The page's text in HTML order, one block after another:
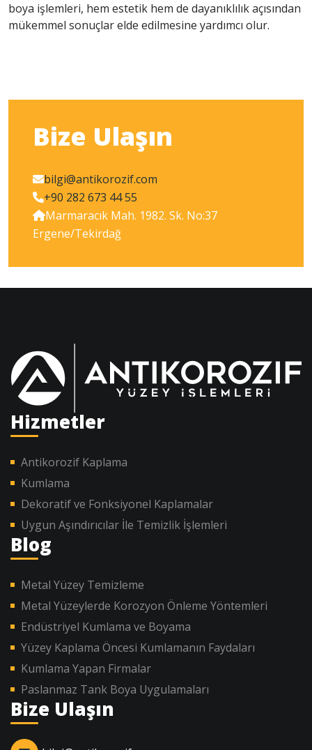
Bize Ulaşın
bilgi@antikorozif.com
+90 282 673 44 55
Marmaracık Mah. 1982. Sk. No:37
Ergene/Tekirdağ
boya işlemleri, hem estetik hem de dayanıklılık açısından
mükemmel sonuçlar elde edilmesine yardımcı olur.
Hizmetler
Antikorozif Kaplama
Kumlama
Dekoratif ve Fonksiyonel Kaplamalar
Uygun Aşındırıcılar İle Temizlik İşlemleri
Blog
Metal Yüzey Temizleme
Metal Yüzeylerde Korozyon Önleme Yöntemleri
Endüstriyel Kumlama ve Boyama
Yüzey Kaplama Öncesi Kumlamanın Faydaları
Kumlama Yapan Firmalar
Paslanmaz Tank Boya Uygulamaları
Bize Ulaşın